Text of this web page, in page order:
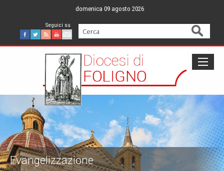
content
domenica 09 agosto 2026
Facebook
Twitter
FeedYoutube
Mail
Cerca
Evangelizzazione